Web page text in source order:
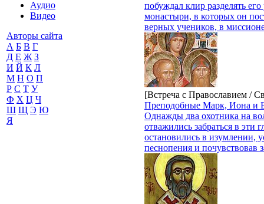
Аудио
Видео
Авторы сайта
А Б В Г
Д Е Ж З
И Й К Л
М Н О П
Р С Т У
Ф Х Ц Ч
Ш Щ Э Ю
Я
побуждал клир разделять
монастыри, в которых он
верных учеников, в
[Встреча с Православием /
Преподобные Марк, Иона и
Однажды два охотника на
отважились забраться в эти
остановились в изумлении,
песнопения и почувствовав